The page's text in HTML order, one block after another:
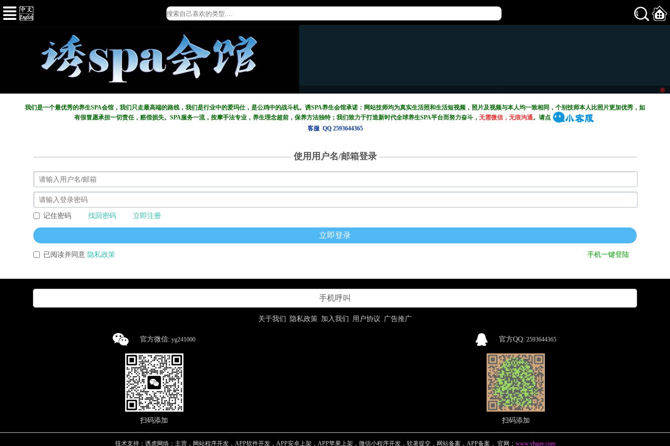
我们是一个最优秀的养生SPA会馆，我们只走最高端的路线，我们是行业中的爱玛仕，是公鸡中的战斗机。诱SPA养生会馆承诺：网站技师均为真实生活照和生活短视频，照片及视频与本人均一致相同，个别技师本人比照片更加优秀，如
有假冒愿承担一切责任，赔偿损失。SPA服务一流，按摩手法专业，养生理念超前，保养方法独特；我们致力于打造新时代全球养生SPA平台而努力奋斗，无需微信，无痕沟通。请点
客服 QQ 2593644365
使用用户名/邮箱登录
记住密码 找回密码 立即注册
已阅读并同意 隐私政策 手机一键登陆
手机呼叫
关于我们 隐私政策 加入我们 用户协议 广告推广
官方微信: yg241000
扫码添加
官方QQ: 2593644365
扫码添加
技术支持：诱虎网络：主营，网站程序开发，APP软件开发，APP安卓上架，APP苹果上架，微信小程序开发，软著提交，网站备案，APP备案 ， 官网： www.yhgay.com